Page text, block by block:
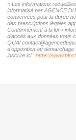
« Les informations
informatisé par AGENCE
conservées pour la durée
des prescriptions légales
Conformément à la loi «
d'accès aux données vous
QUAI
d'opposition au
inscrire ici : https://